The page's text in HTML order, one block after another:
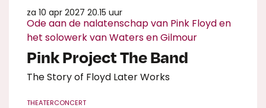
Pink Project The Band
The Story of Floyd Later Works
Ode aan de nalatenschap van Pink Floyd en
het solowerk van Waters en Gilmour
za 10 apr 2027 20.15 uur
THEATERCONCERT